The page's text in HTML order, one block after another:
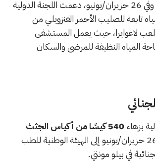
ميداني في لاغوايرا. وفي 26 حزيران/يونيو، دعمت اللجنة الدولية
تابعة للصليب الأحمر الفنزويلي من
لاغوايرا، حيث يعمل المستشفى
المياه النظيفة للمرضى والسكان
بزهاء540 كيسًا من أكياس الجثث
خلال يومي 25 و26 حزيران/يونيو إلى الهيئة الوطنية للطب
في بيلو مونتي.